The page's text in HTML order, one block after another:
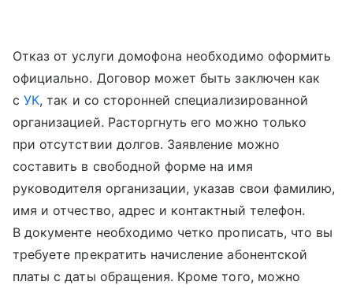
Отказ от услуги домофона необходимо оформить
официально. Договор может быть заключен как
сУК, так и со сторонней специализированной
организацией. Расторгнуть его можно только
при отсутствии долгов. Заявление можно
составить в свободной форме на имя
руководителя организации, указав свои фамилию,
имя и отчество, адрес и контактный телефон.
В документе необходимо четко прописать, что вы
требуете прекратить начисление абонентской
платы с даты обращения. Кроме того, можно